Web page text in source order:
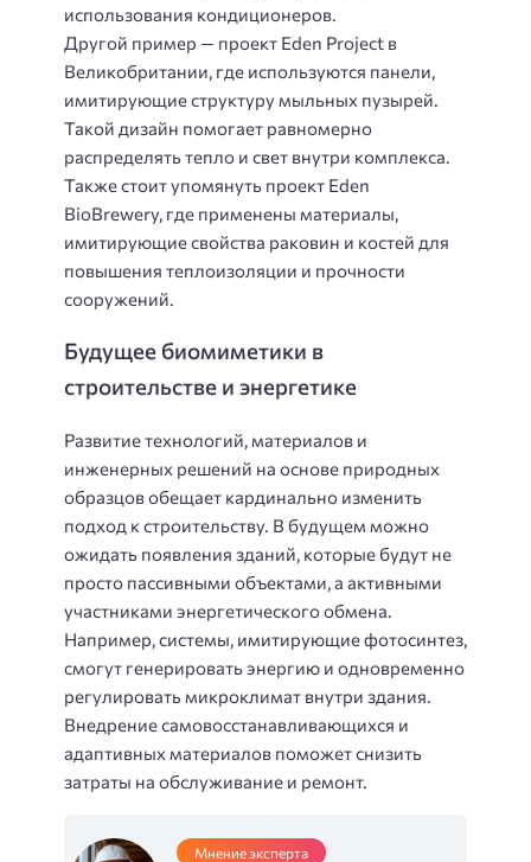
использования кондиционеров.
Другой пример — проект Eden Project в
Великобритании, где используются панели,
имитирующие структуру мыльных пузырей.
Такой дизайн помогает равномерно
распределять тепло и свет внутри комплекса.
Также стоит упомянуть проект Eden
BioBrewery, где применены материалы,
имитирующие свойства раковин и костей для
повышения теплоизоляции и прочности
сооружений.
Будущее биомиметики в
строительстве и энергетике
Развитие технологий, материалов и
инженерных решений на основе природных
образцов обещает кардинально изменить
подход к строительству. В будущем можно
ожидать появления зданий, которые будут не
просто пассивными объектами, а активными
участниками энергетического обмена.
Например, системы, имитирующие фотосинтез,
смогут генерировать энергию и одновременно
регулировать микроклимат внутри здания.
Внедрение самовосстанавливающихся и
адаптивных материалов поможет снизить
затраты на обслуживание и ремонт.
Мнение эксперта